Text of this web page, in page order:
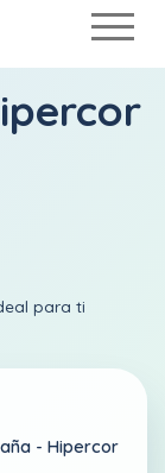
para ti
- Hipercor